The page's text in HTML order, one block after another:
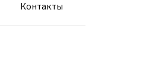
Контакты